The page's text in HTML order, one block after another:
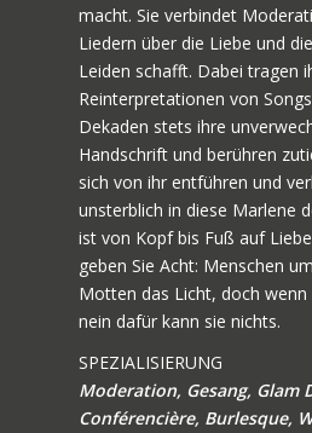
macht. Sie verbindet
Liedern über die Liebe und
Leiden schafft. Dabei tragen
Reinterpretationen von
Dekaden stets ihre
Handschrift und berühren
sich von ihr entführen und
unsterblich in diese Marlene
ist von Kopf bis Fuß auf
geben Sie Acht: Menschen
Motten das Licht, doch wenn
nein dafür kann sie nichts.
SPEZIALISIERUNG
Moderation, Gesang, Glam
Conférencière, Burlesque,